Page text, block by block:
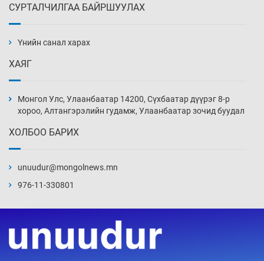
нэмэгджээ
Өчигдөр 13 цаг 30 мин
Өчигдөр 13 цаг 00 мин
Өчигдөр 12 цаг 30 мин
СУРТАЛЧИЛГАА БАЙРШУУЛАХ
Үнийн санал харах
ХАЯГ
Монгол Улс, Улаанбаатар 14200, Сүхбаатар дүүрэг 8-р
хороо, Алтангэрэлийн гудамж, Улаанбаатар зочид буудал
ХОЛБОО БАРИХ
unuudur@mongolnews.mn
976-11-330801